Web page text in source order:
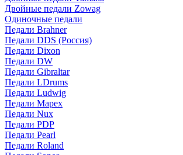
Двойные педали Zowag
Одиночные педали
Педали Brahner
Педали DDS (Россия)
Педали Dixon
Педали DW
Педали Gibraltar
Педали LDrums
Педали Ludwig
Педали Mapex
Педали Nux
Педали PDP
Педали Pearl
Педали Roland